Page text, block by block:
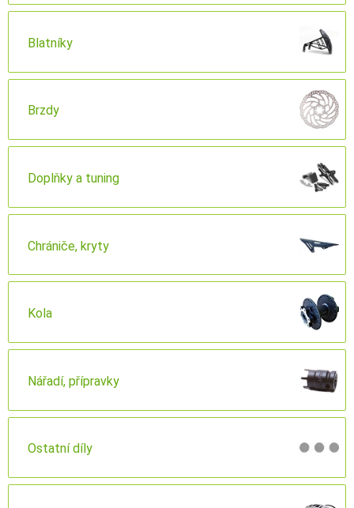
Blatníky
Brzdy
Doplňky a tuning
Chrániče, kryty
Kola
Nářadí, přípravky
Ostatní díly